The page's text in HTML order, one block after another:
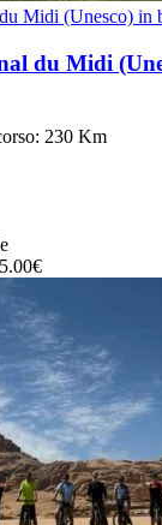
Midi (Unesco)
du Midi
: 230 Km
€